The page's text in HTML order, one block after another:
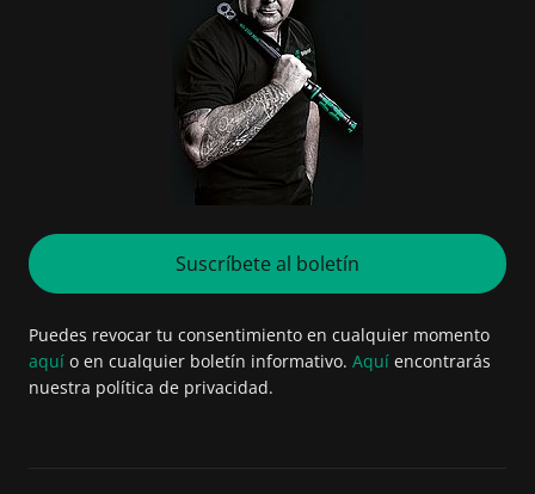
Suscríbete al boletín
Puedes revocar tu consentimiento en cualquier momento
aquí o en cualquier boletín informativo. Aquí encontrarás
nuestra política de privacidad.